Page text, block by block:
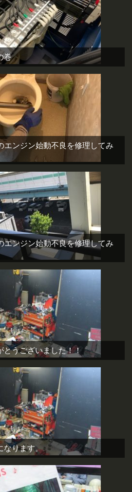
巻
エンジン始動不良を修理してみ
エンジン始動不良を修理してみ
とうございました！！
なります。